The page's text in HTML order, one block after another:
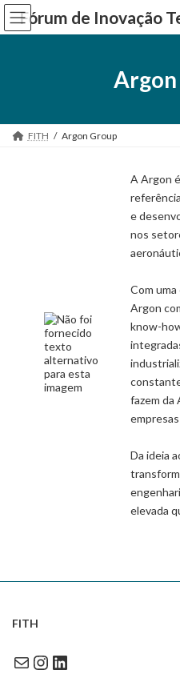
Skip
to
the
Skip
to
the
Fórum de Inovação
FITH Argon Group
A Argon
e
nos
Com
Argon
know-
fazem da
Da ideia
elevada
FITH
MailInstagram
LinkedIn